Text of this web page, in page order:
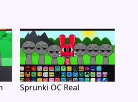
Sprunki OC Real